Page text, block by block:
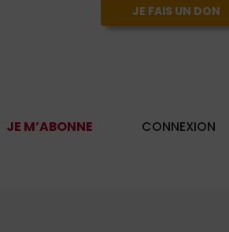
JE FAIS UN DON
JE M’ABONNE
CONNEXION